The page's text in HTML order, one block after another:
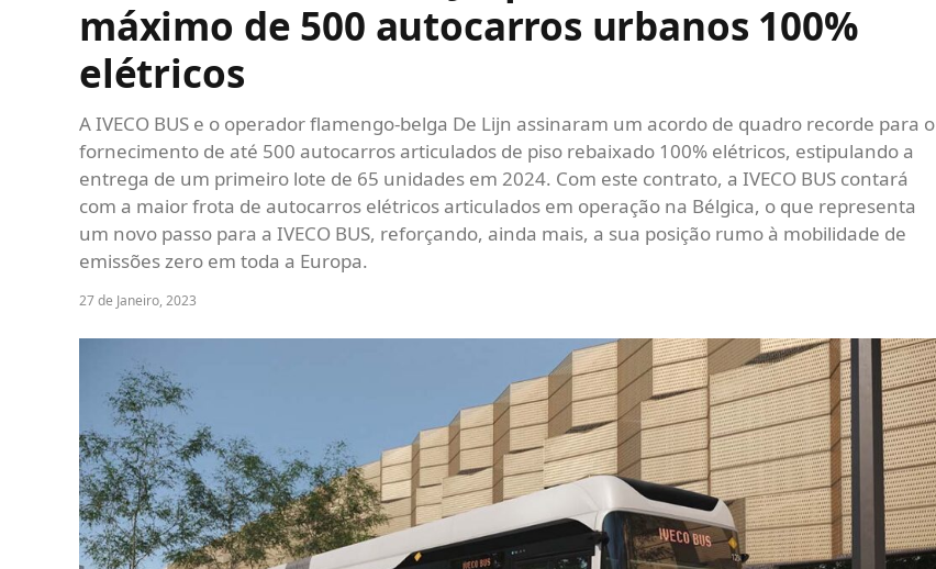
máximo de 500 autocarros urbanos 100%
elétricos
A IVECO BUS e o operador flamengo-belga De Lijn assinaram um acordo de quadro recorde para o
fornecimento de até 500 autocarros articulados de piso rebaixado 100% elétricos, estipulando a
entrega de um primeiro lote de 65 unidades em 2024. Com este contrato, a IVECO BUS contará
com a maior frota de autocarros elétricos articulados em operação na Bélgica, o que representa
um novo passo para a IVECO BUS, reforçando, ainda mais, a sua posição rumo à mobilidade de
emissões zero em toda a Europa.
27 de Janeiro, 2023